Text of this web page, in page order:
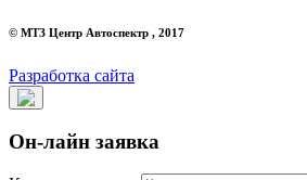
© МТЗ Центр Автоспектр , 2017
Разработка сайта
Он-лайн заявка